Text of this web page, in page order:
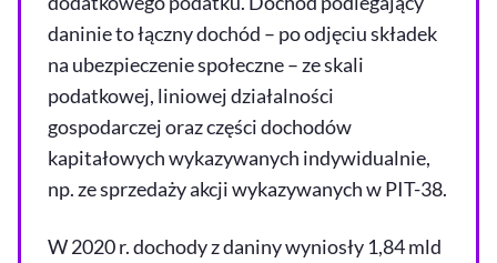
daninie to łączny dochód – po odjęciu składek
na ubezpieczenie społeczne – ze skali
podatkowej, liniowej działalności
gospodarczej oraz części dochodów
kapitałowych wykazywanych indywidualnie,
np. ze sprzedaży akcji wykazywanych w PIT-38.
W 2020 r. dochody z daniny wyniosły 1,84 mld